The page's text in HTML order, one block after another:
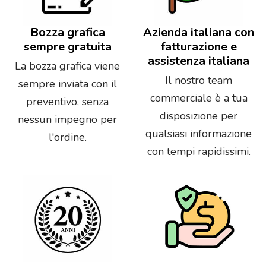
Bozza grafica
sempre gratuita
La bozza grafica viene
sempre inviata con il
preventivo, senza
nessun impegno per
l'ordine.
Azienda italiana con
fatturazione e
assistenza italiana
Il nostro team
commerciale è a tua
disposizione per
qualsiasi informazione
con tempi rapidissimi.